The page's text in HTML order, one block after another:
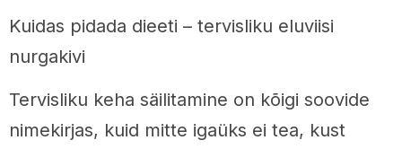
Kuidas pidada dieeti – tervisliku eluviisi
nurgakivi
Tervisliku keha säilitamine on kõigi soovide
nimekirjas, kuid mitte igaüks ei tea, kust